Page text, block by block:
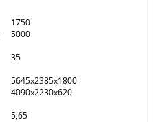
1750
5000
35
5645x2385x1800
4090x2230x620
5,65